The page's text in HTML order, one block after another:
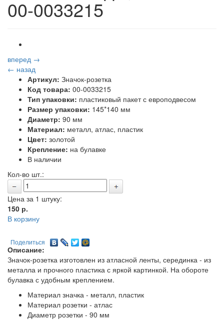
00-0033215
вперед →
← назад
Артикул: Значок-розетка
Код товара: 00-0033215
Тип упаковки: пластиковый пакет с европодвесом
Размер упаковки: 145*140 мм
Диаметр: 90 мм
Материал: металл, атлас, пластик
Цвет: золотой
Крепление: на булавке
В наличии
Кол-во шт.:
Цена за 1 штуку:
150 р.
В корзину
Поделиться
Описание:
Значок-розетка изготовлен из атласной ленты, серединка - из
металла и прочного пластика с яркой картинкой. На обороте
булавка с удобным креплением.
Материал значка - металл, пластик
Материал розетки - атлас
Диаметр розетки - 90 мм